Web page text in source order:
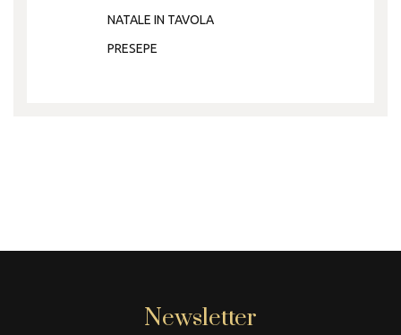
NATALE IN TAVOLA
PRESEPE
Newsletter